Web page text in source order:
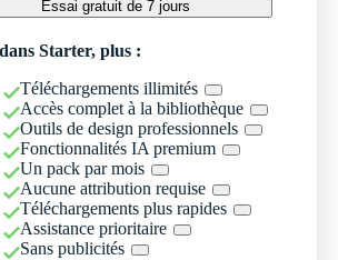
Essai gratuit de 7 jours
Starter, plus :
Téléchargements illimités
Accès complet à la bibliothèque
Outils de design professionnels
Fonctionnalités IA premium
Un pack par mois
Aucune attribution requise
Téléchargements plus rapides
Assistance prioritaire
Sans publicités